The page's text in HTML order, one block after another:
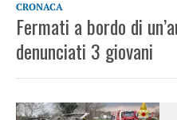
CRONACA
Fermati a bordo di
denunciati 3 giovani